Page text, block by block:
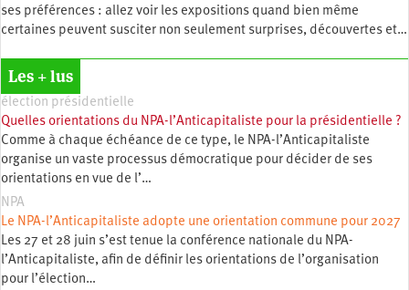
ses préférences : allez voir les expositions quand bien même
certaines peuvent susciter non seulement surprises, découvertes et…
Les + lus
élection présidentielle
Quelles orientations du NPA-l’Anticapitaliste pour la présidentielle ?
Comme à chaque échéance de ce type, le NPA-l’Anticapitaliste
organise un vaste processus démocratique pour décider de ses
orientations en vue de l’…
NPA
Le NPA-l’Anticapitaliste adopte une orientation commune pour 2027
Les 27 et 28 juin s’est tenue la conférence nationale du NPA-
l’Anticapitaliste, afin de définir les orientations de l’organisation
pour l’élection…